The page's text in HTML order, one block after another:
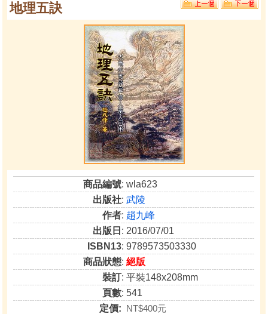
地理五訣
商品編號: wla623
出版社:武陵
作者: 趙九峰
出版日 : 2016/07/01
ISBN13: 9789573503330
商品狀態:絕版
裝訂: 平裝148x208mm
頁數: 541
定價: NT$400元